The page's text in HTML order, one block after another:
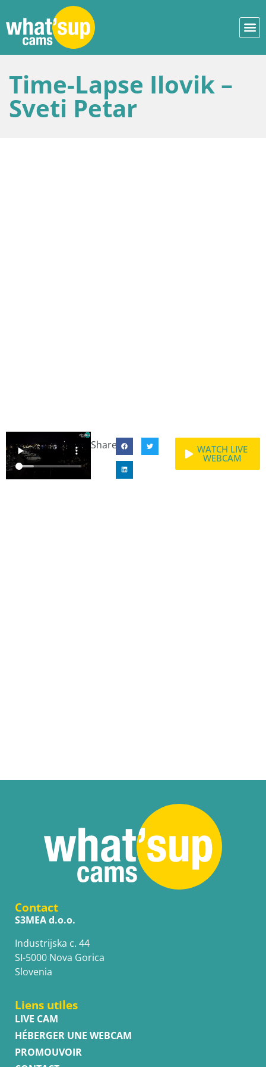
Time-Lapse Ilovik –
Sveti Petar
Share: WATCH LIVE
WEBCAM
Contact
S3MEA d.o.o.
Industrijska c. 44
SI-5000 Nova Gorica
Slovenia
Liens utiles
LIVE CAM
HÉBERGER UNE WEBCAM
PROMOUVOIR